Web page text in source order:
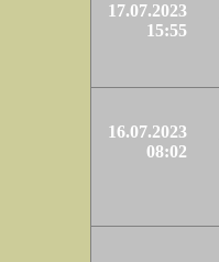
17.07.2023
15:55
16.07.2023
08:02